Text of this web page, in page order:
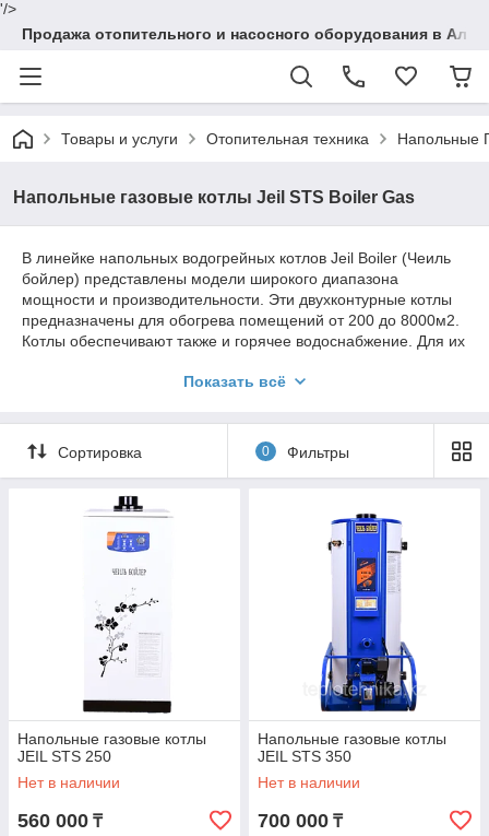
'/>
Продажа отопительного и насосного оборудования в
Товары и услуги Отопительная техника Напольные
Напольные газовые котлы Jeil STS Boiler Gas
В линейке напольных водогрейных котлов Jeil Boiler (Чеиль
бойлер) представлены модели широкого диапазона
мощности и производительности. Эти двухконтурные котлы
предназначены для обогрева помещений от 200 до 8000м2.
Котлы обеспечивают также и горячее водоснабжение. Для их
Высокий КПД и автоматическое регулирование позволяют
эксплуатации, с приятным глазу дизайном. Эти котлы не
случайно пользуются все большей популярностью.
Показать всё
Сортировка 0 Фильтры
Напольные газовые котлы
JEIL STS 250
Нет в наличии
560 000 ₸
Напольные газовые котлы
JEIL STS 350
Нет в наличии
700 000 ₸